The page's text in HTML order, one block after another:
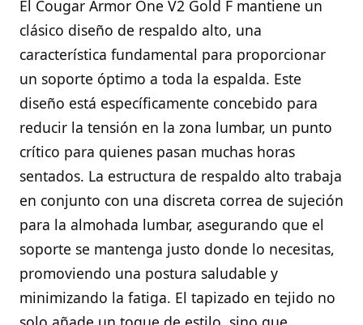
El Cougar Armor One V2 Gold F mantiene un
clásico diseño de respaldo alto, una
característica fundamental para proporcionar
un soporte óptimo a toda la espalda. Este
diseño está específicamente concebido para
reducir la tensión en la zona lumbar, un punto
crítico para quienes pasan muchas horas
sentados. La estructura de respaldo alto trabaja
en conjunto con una discreta correa de sujeción
para la almohada lumbar, asegurando que el
soporte se mantenga justo donde lo necesitas,
promoviendo una postura saludable y
minimizando la fatiga. El tapizado en tejido no